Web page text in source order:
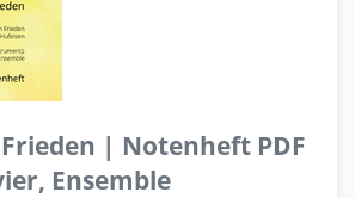
| Notenheft PDF
Ensemble